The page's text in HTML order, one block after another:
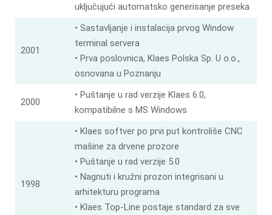
uključujući automatsko generisanje preseka
2001
• Sastavljanje i instalacija prvog Window
terminal servera
• Prva poslovnica, Klaes Polska Sp. U o.o.,
osnovana u Poznanju
2000
• Puštanje u rad verzije Klaes 6.0,
kompatibilne s MS Windows
1998
• Klaes softver po prvi put kontroliše CNC
mašine za drvene prozore
• Puštanje u rad verzije 5.0
• Nagnuti i kružni prozori integrisani u
arhitekturu programa
• Klaes Top-Line postaje standard za sve